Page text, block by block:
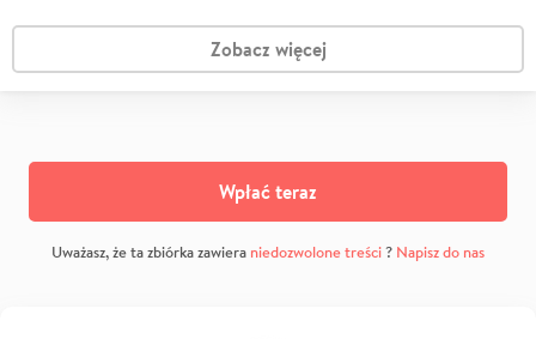
Zobacz więcej
Wpłać teraz
Uważasz, że ta zbiórka zawiera niedozwolone treści? Napisz do nas